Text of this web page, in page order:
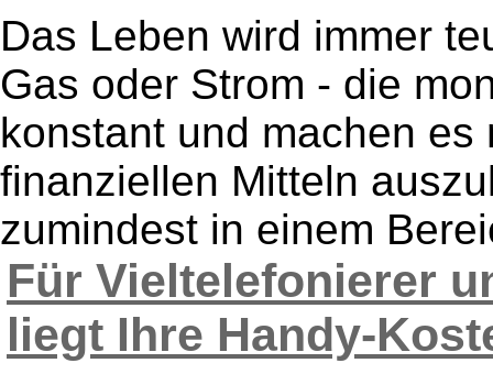
Das Leben wird immer
Gas oder Strom - die
konstant und machen
finanziellen Mitteln
zumindest in einem
Für Vieltelefonierer
liegt Ihre Handy-